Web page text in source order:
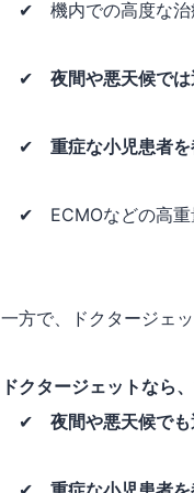
✔︎ 機内での高度な治
✔︎ 夜間や悪天候で
✔︎ 重症な小児患者
✔︎ ECMOなどの高重
一方で、ドクタージェ
ドクタージェットなら
✔︎ 夜間や悪天候で